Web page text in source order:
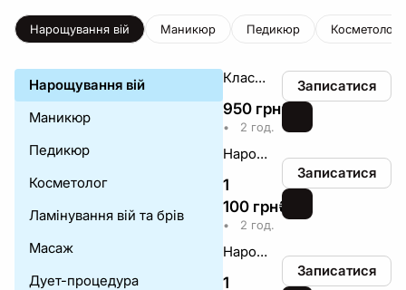
Нарощування вій Маникюр Педикюр Косметолог
Нарощування вій
Маникюр
Педикюр
Косметолог
Ламінування вій та брів
Масаж
Дует-процедура
Класичне нарощування вій
950 грн₴
• 2 год.
Записатися
Нарощування вій 2D
1
100 грн₴
• 2 год.
Записатися
Нарощування вій 3D
1
Записатися